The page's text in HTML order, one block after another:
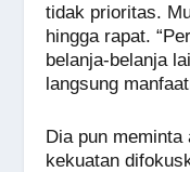
tidak prioritas.
hingga rapat.
belanja-belanja
langsung
Dia pun meminta
kekuatan